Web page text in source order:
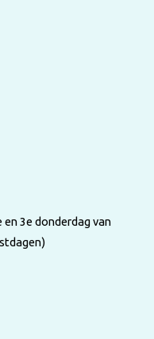
en 3e donderdag van